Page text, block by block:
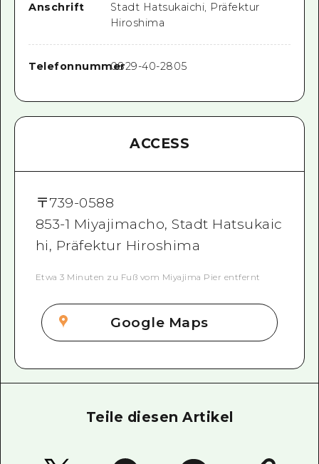
Anschrift
Stadt Hatsukaichi, Präfektur
Hiroshima
Telefonnummer0829-40-2805
ACCESS
〒739-0588
853-1 Miyajimacho, Stadt Hatsukaic
hi, Präfektur Hiroshima
Etwa 3 Minuten zu Fuß vom Miyajima Pier entfernt
Google Maps
Teile diesen Artikel